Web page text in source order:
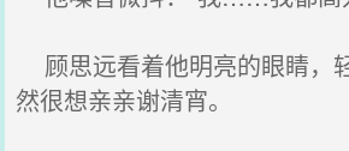
顾思远看着他明亮的眼睛，
然很想亲亲谢清宵。